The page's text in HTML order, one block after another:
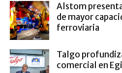
Alstom
de mayor
ferroviaria
Talgo
comercial en